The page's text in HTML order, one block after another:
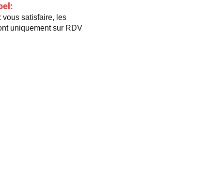
vous satisfaire, les
uniquement sur RDV